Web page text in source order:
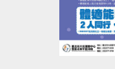
• 李和音老師拉丁有
五股、新莊運動中心
西門艸創心舞蹈教室
2021-2025 夢想家啦